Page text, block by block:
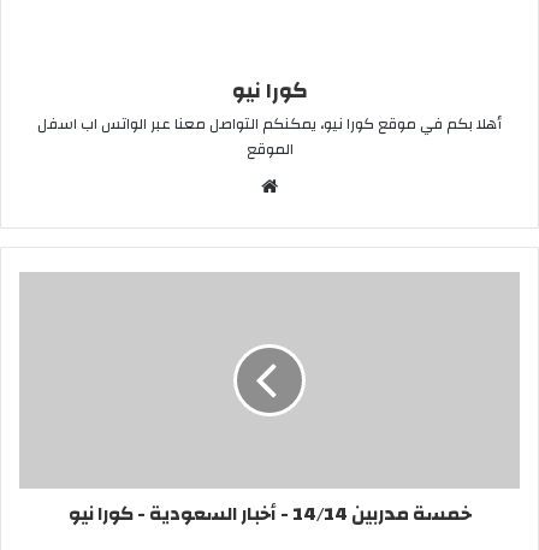
كورا نيو
أهلا بكم في موقع كورا نيو، يمكنكم التواصل معنا عبر الواتس اب اسفل
الموقع
خمسة مدربين 14/14 - أخبار السعودية - كورا نيو